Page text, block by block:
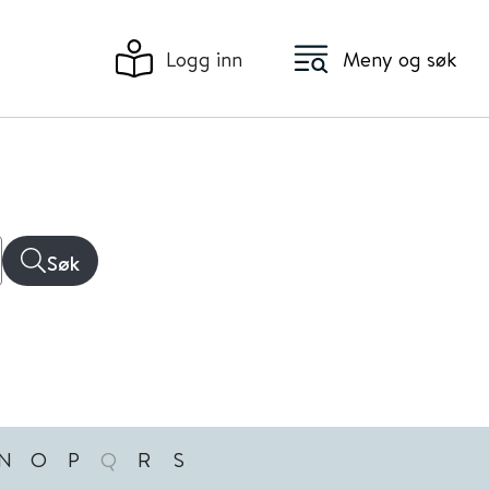
Logg inn Meny og søk
Søk
O P Q R S